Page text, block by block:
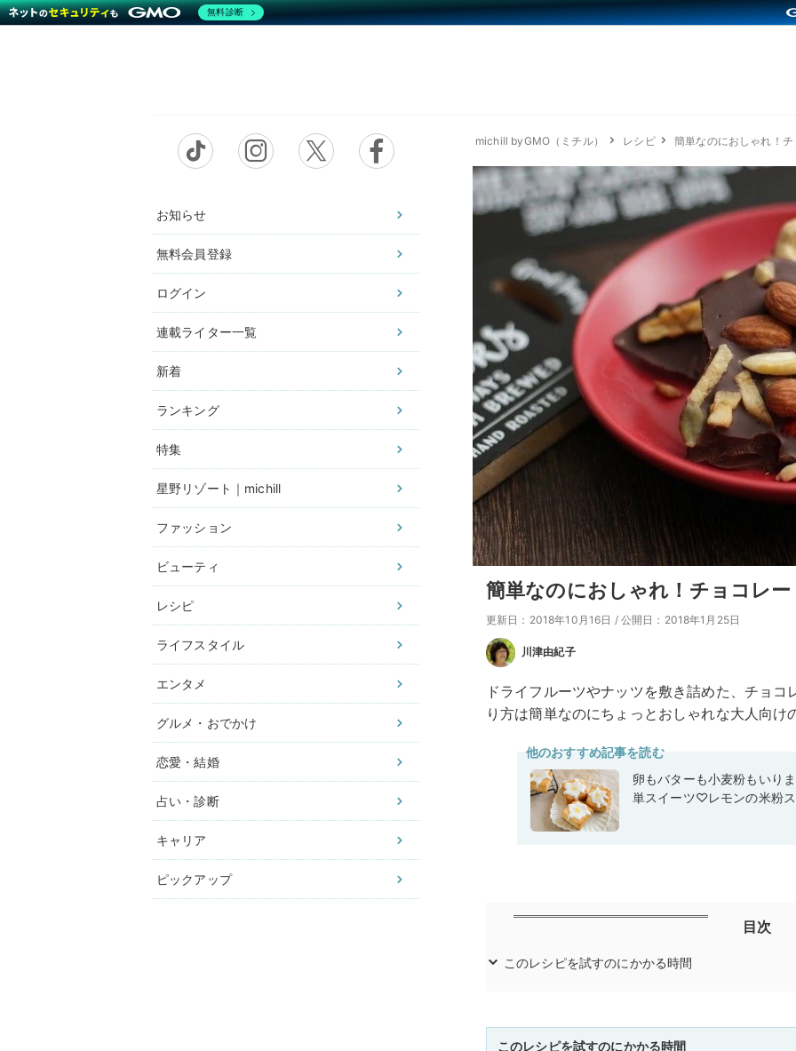
お知らせ
無料会員登録
ログイン
連載ライター一覧
新着
ランキング
特集
星野リゾート｜michill
ファッション
ビューティ
レシピ
ライフスタイル
エンタメ
グルメ・おでかけ
恋愛・結婚
占い・診断
キャリア
ピックアップ
michill byGMO（ミチル） レシピ 簡単なのにおしゃれ！
簡単なのにおしゃれ！チョコレ
更新日：2018年10月16日 / 公開日：2018年1月25日
川津由紀子
ドライフルーツやナッツを敷き詰めた、チョ
り方は簡単なのにちょっとおしゃれな大人向け
他のおすすめ記事を読む
卵もバターも小麦粉もいり
単スイーツ♡レモンの米粉
目次
このレシピを試すのにかかる時間
このレシピを試すのにかかる時間
無料診断